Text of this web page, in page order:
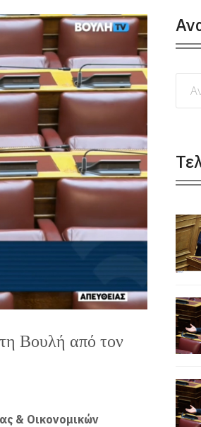
Βουλή από τον
& Οικονομικών